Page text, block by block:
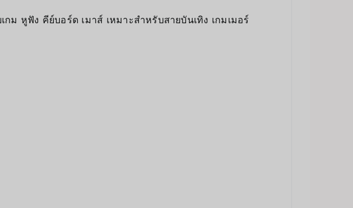
ม หูฟัง คีย์บอร์ด เมาส์ เหมาะสำหรับสายบันเทิง เกมเมอร์